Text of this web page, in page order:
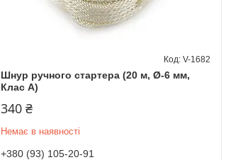
Шнур ручного стартера (20 м, Ø-6 мм,
Клас А)
V-1682
340 ₴
Немає в наявності
+380 (93) 105-20-91